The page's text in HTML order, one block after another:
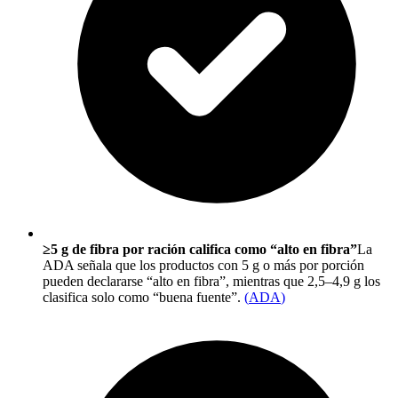
≥5 g de fibra por ración califica como “alto en fibra”La
ADA señala que los productos con 5 g o más por porción
pueden declararse “alto en fibra”, mientras que 2,5–4,9 g los
clasifica solo como “buena fuente”. (ADA)